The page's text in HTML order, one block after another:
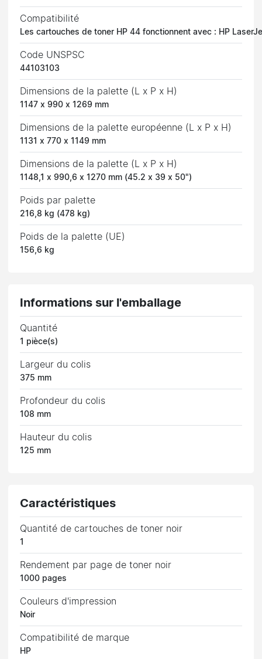
Compatibilité
Les cartouches de toner HP 44 fonctionnent avec : HP
Code UNSPSC
44103103
Dimensions de la palette (L x P x H)
1147 x 990 x 1269 mm
Dimensions de la palette européenne (L x P x H)
1131 x 770 x 1149 mm
Dimensions de la palette (L x P x H)
1148,1 x 990,6 x 1270 mm (45.2 x 39 x 50")
Poids par palette
216,8 kg (478 kg)
Poids de la palette (UE)
156,6 kg
Informations sur l'emballage
Quantité
1 pièce(s)
Largeur du colis
375 mm
Profondeur du colis
108 mm
Hauteur du colis
125 mm
Caractéristiques
Quantité de cartouches de toner noir
1
Rendement par page de toner noir
1000 pages
Couleurs d'impression
Noir
Compatibilité de marque
HP